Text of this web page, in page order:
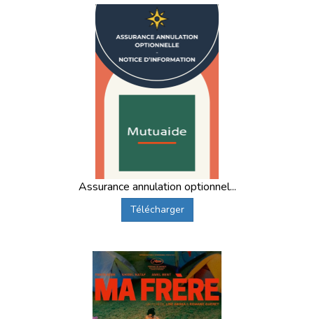
Assurance annulation optionnel...
Télécharger